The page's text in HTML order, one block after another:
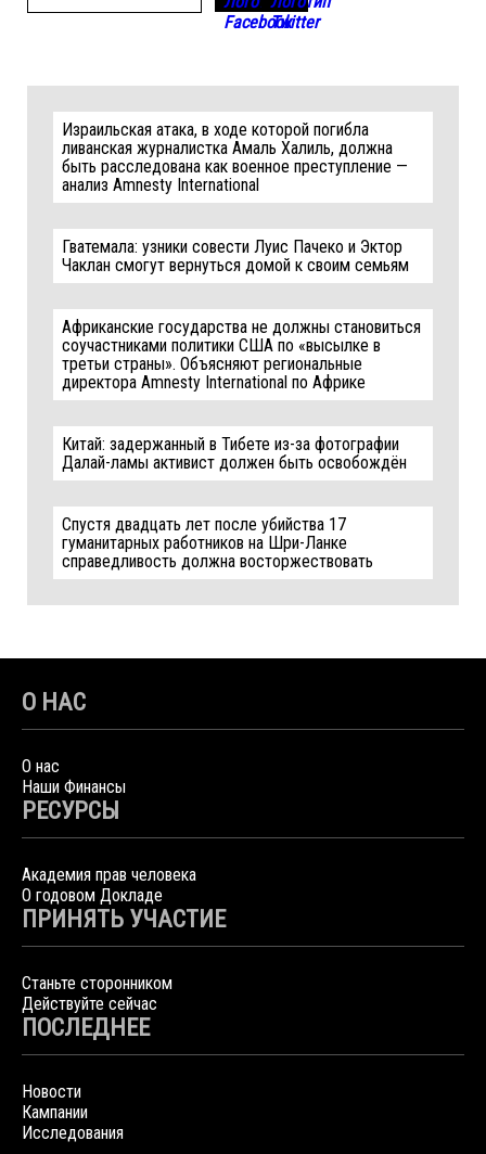
Израильская атака, в ходе которой погибла
ливанская журналистка Амаль Халиль, должна
быть расследована как военное преступление —
анализ Amnesty International
Гватемала: узники совести Луис Пачеко и Эктор
Чаклан смогут вернуться домой к своим семьям
Африканские государства не должны становиться
соучастниками политики США по «высылке в
третьи страны». Объясняют региональные
директора Amnesty International по Африке
Китай: задержанный в Тибете из-за фотографии
Далай-ламы активист должен быть освобождён
Спустя двадцать лет после убийства 17
гуманитарных работников на Шри-Ланке
справедливость должна восторжествовать
О НАС
О нас
Наши Финансы
РЕСУРСЫ
Академия прав человека
О годовом Докладе
ПРИНЯТЬ УЧАСТИЕ
Станьте сторонником
Действуйте сейчас
ПОСЛЕДНЕЕ
Новости
Кампании
Исследования